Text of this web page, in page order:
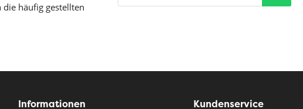
die häufig gestellten
Informationen Kundenservice